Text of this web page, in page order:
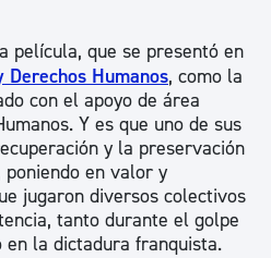
película, que se presentó en
Derechos Humanos, como la
con el apoyo de área
Y es que uno de sus
y la preservación
en valor y
jugaron diversos colectivos
tanto durante el golpe
en la dictadura franquista.